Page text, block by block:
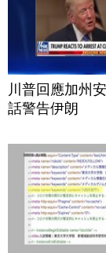
川普回應加州
話警告伊朗